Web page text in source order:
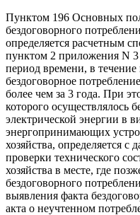
Пунктом 196 Основных
бездоговорного
определяется расчетным
пунктом 2 приложения N 3
период времени, в течение
бездоговорное
более чем за 3 года. При
которого осуществлялось
электрической энергии в
энергопринимающих
хозяйства, определяется
проверки технического
хозяйства в месте, где
бездоговорного
выявления факта
акта о неучтенном